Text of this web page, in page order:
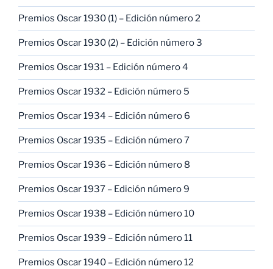
Premios Oscar 1930 (1) – Edición número 2
Premios Oscar 1930 (2) – Edición número 3
Premios Oscar 1931 – Edición número 4
Premios Oscar 1932 – Edición número 5
Premios Oscar 1934 – Edición número 6
Premios Oscar 1935 – Edición número 7
Premios Oscar 1936 – Edición número 8
Premios Oscar 1937 – Edición número 9
Premios Oscar 1938 – Edición número 10
Premios Oscar 1939 – Edición número 11
Premios Oscar 1940 – Edición número 12